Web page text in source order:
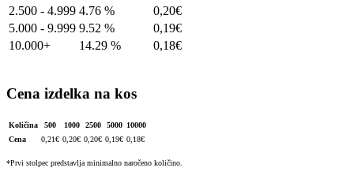
2.500 - 4.999 4.76 % 0,20€
5.000 - 9.999 9.52 % 0,19€
10.000+
14.29 % 0,18€
Cena izdelka na kos
Količina 500 1000 2500 5000 10000
Cena
0,21€ 0,20€ 0,20€ 0,19€ 0,18€
*Prvi stolpec predstavlja minimalno naročeno količino.